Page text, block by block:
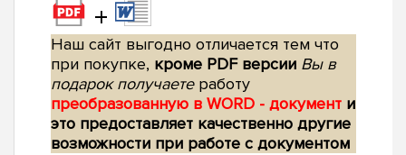
+
Наш сайт выгодно отличается тем что
при покупке, кроме PDF версии Вы в
подарок получаетеработу
преобразованную в WORD - документ и
это предоставляет качественно другие
возможности при работе с документом